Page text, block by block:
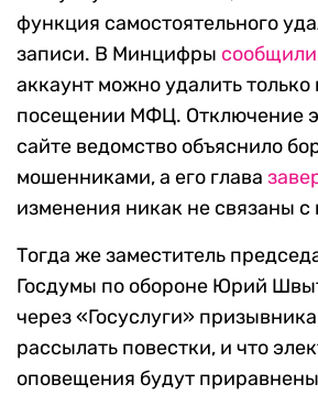
функция самостоятельного
записи. В Минцифры сообщили
аккаунт можно удалить
посещении МФЦ. Отключение
сайте ведомство объяснило
мошенниками, а его глава
изменения никак не связаны
Тогда же заместитель
Госдумы по обороне Юрий
через «Госуслуги»
рассылать повестки, и что
оповещения будут